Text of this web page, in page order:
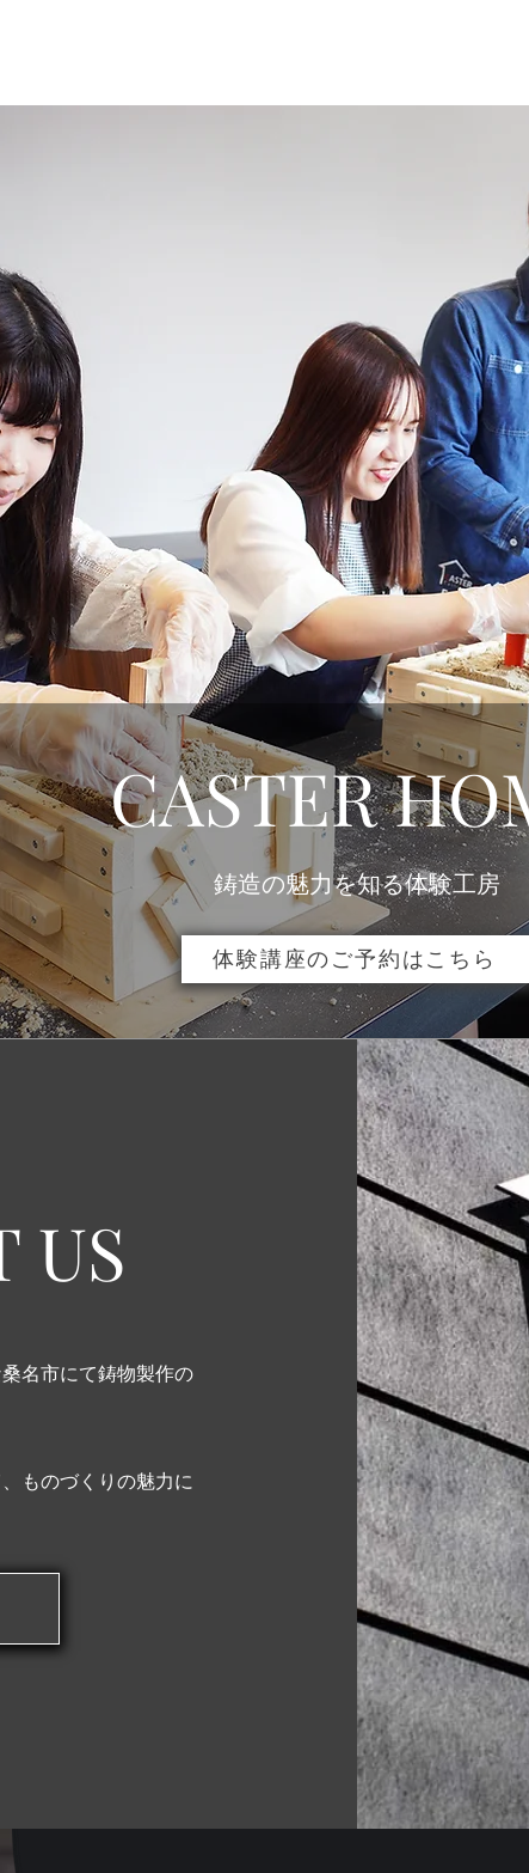
​CASTER
​鋳造の魅力を知る体験工房
体験講座のご予約はこちら
US​
名市にて鋳物製作の
ものづくりの魅力に